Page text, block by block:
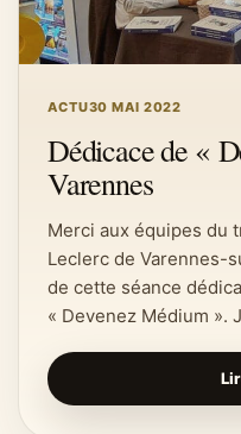
ACTU30 MAI 2022
Dédicace de «
Varennes
Merci aux équipes du
Leclerc de Varennes-
de cette séance
« Devenez Médium ».